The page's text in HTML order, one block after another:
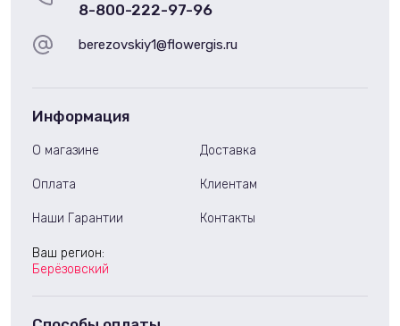
8-800-222-97-96
berezovskiy1@flowergis.ru
Информация
О магазине Доставка
Оплата Клиентам
Наши Гарантии Контакты
Ваш регион:
Берёзовский